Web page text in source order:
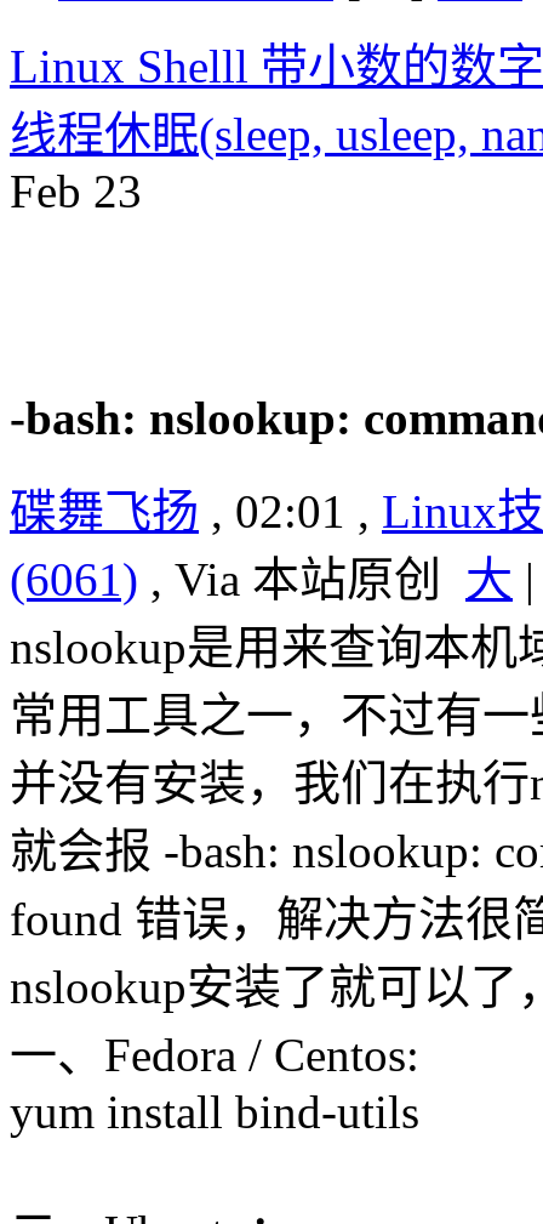
Linux Shelll 带小数的数
线程休眠(sleep, usleep,
Feb 23
-bash: nslookup:
碟舞飞扬 , 02:01 , Linux
(6061) , Via 本站原创 大
nslookup是用来查询本机
常用工具之一，不过有
并没有安装，我们在执行
就会报 -bash: nslookup:
found 错误，解决方法很
nslookup安装了就可以了
一、Fedora / Centos:
yum install bind-utils